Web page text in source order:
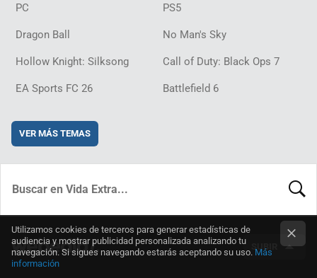
PC PS5
Dragon Ball No Man's Sky
Hollow Knight: Silksong Call of Duty: Black Ops 7
EA Sports FC 26 Battlefield 6
VER MÁS TEMAS
SUBIR
Utilizamos cookies de terceros para generar estadísticas de
audiencia y mostrar publicidad personalizada analizando tu
navegación. Si sigues navegando estarás aceptando su uso. Más
información